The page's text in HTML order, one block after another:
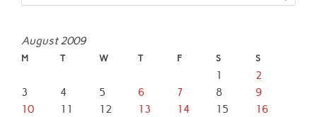
August 2009
M T W T F S S
1
2
3
4 5 6 7 8
9
10
11 12 13 14 15
16